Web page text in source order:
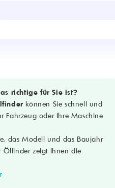
richtige für Sie ist?
können Sie schnell und
Fahrzeug oder Ihre Maschine
das Modell und das Baujahr
Ölfinder zeigt Ihnen die